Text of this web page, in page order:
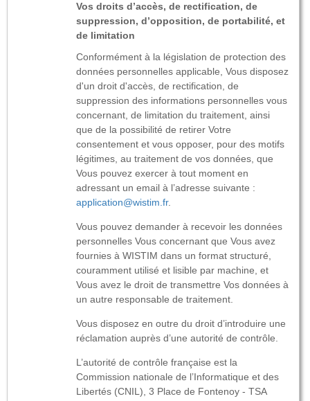
Vos droits d’accès, de rectification, de
suppression, d’opposition, de portabilité, et
de limitation
Conformément à la législation de protection des
données personnelles applicable, Vous disposez
d'un droit d'accès, de rectification, de
suppression des informations personnelles vous
concernant, de limitation du traitement, ainsi
que de la possibilité de retirer Votre
consentement et vous opposer, pour des motifs
légitimes, au traitement de vos données, que
Vous pouvez exercer à tout moment en
adressant un email à l’adresse suivante :
application@wistim.fr.
Vous pouvez demander à recevoir les données
personnelles Vous concernant que Vous avez
fournies à WISTIM dans un format structuré,
couramment utilisé et lisible par machine, et
Vous avez le droit de transmettre Vos données à
un autre responsable de traitement.
Vous disposez en outre du droit d’introduire une
réclamation auprès d’une autorité de contrôle.
L’autorité de contrôle française est la
Commission nationale de l’Informatique et des
Libertés (CNIL), 3 Place de Fontenoy - TSA